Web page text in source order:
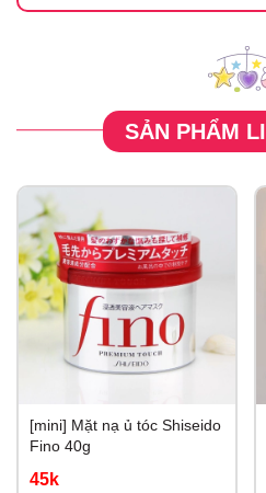
SẢN PHẨM
[mini] Mặt nạ ủ tóc Shiseido
Fino 40g
45k